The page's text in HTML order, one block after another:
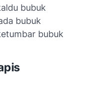
bubuk
bubuk
bubuk